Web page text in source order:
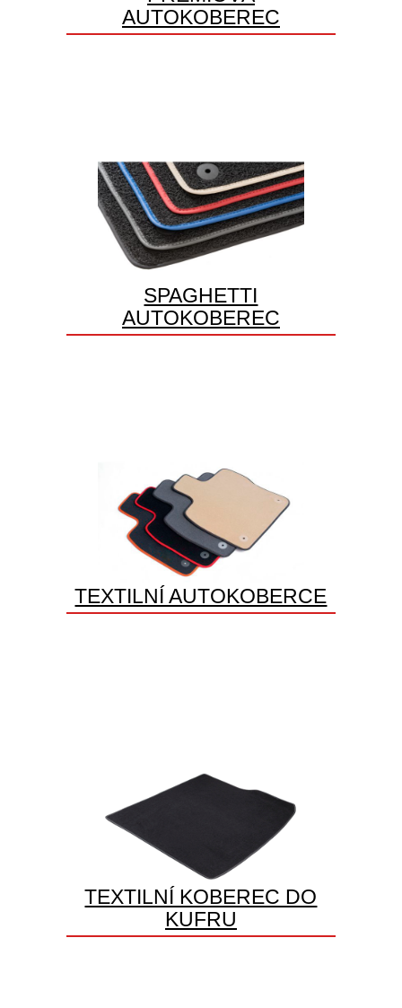
AUTOKOBEREC
SPAGHETTI
AUTOKOBEREC
TEXTILNÍ AUTOKOBERCE
TEXTILNÍ KOBEREC DO
KUFRU